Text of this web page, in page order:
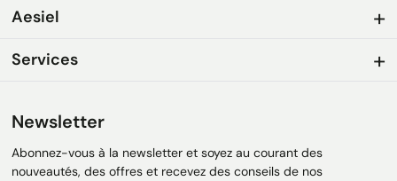
Aesiel
Services
Newsletter
Abonnez-vous à la newsletter et soyez au courant des
nouveautés, des offres et recevez des conseils de nos